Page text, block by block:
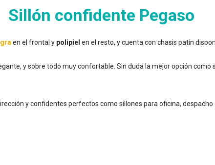
Sillón confidente Pegaso
en el frontal y polipiel en el resto, y cuenta con chasis patín
y sobre todo muy confortable. Sin duda la mejor opción
y confidentes perfectos como sillones para oficina,